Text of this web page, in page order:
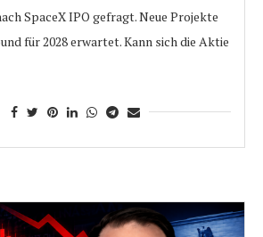
SpaceX IPO gefragt. Neue Projekte
für 2028 erwartet. Kann sich die Aktie